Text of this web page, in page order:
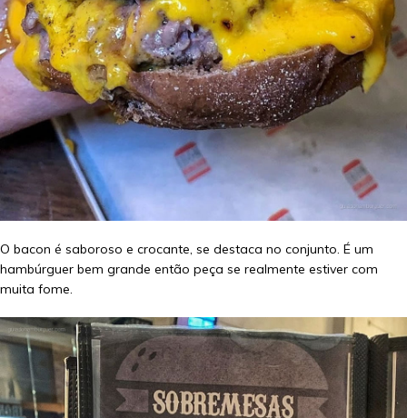
O bacon é saboroso e crocante, se destaca no conjunto. É um
hambúrguer bem grande então peça se realmente estiver com
muita fome.